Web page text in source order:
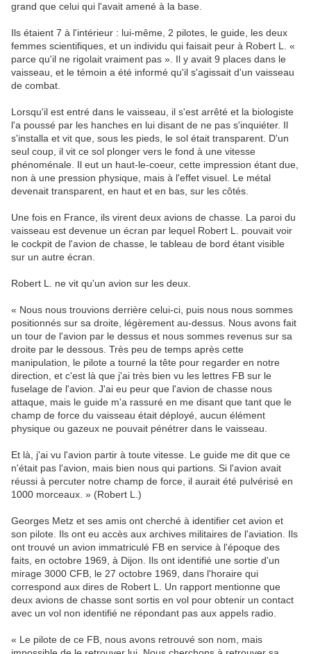
grand que celui qui l'avait amené à la base.
Ils étaient 7 à l'intérieur : lui-même, 2 pilotes, le guide, les deux
femmes scientifiques, et un individu qui faisait peur à Robert L. «
parce qu'il ne rigolait vraiment pas ». Il y avait 9 places dans le
vaisseau, et le témoin a été informé qu'il s'agissait d'un vaisseau
de combat.
Lorsqu'il est entré dans le vaisseau, il s'est arrêté et la biologiste
l'a poussé par les hanches en lui disant de ne pas s'inquiéter. Il
s'installa et vit que, sous les pieds, le sol était transparent. D'un
seul coup, il vit ce sol plonger vers le fond à une vitesse
phénoménale. Il eut un haut-le-coeur, cette impression étant due,
non à une pression physique, mais à l'effet visuel. Le métal
devenait transparent, en haut et en bas, sur les côtés.
Une fois en France, ils virent deux avions de chasse. La paroi du
vaisseau est devenue un écran par lequel Robert L. pouvait voir
le cockpit de l'avion de chasse, le tableau de bord étant visible
sur un autre écran.
Robert L. ne vit qu'un avion sur les deux.
« Nous nous trouvions derrière celui-ci, puis nous nous sommes
positionnés sur sa droite, légèrement au-dessus. Nous avons fait
un tour de l'avion par le dessus et nous sommes revenus sur sa
droite par le dessous. Très peu de temps après cette
manipulation, le pilote a tourné la tête pour regarder en notre
direction, et c'est là que j'ai très bien vu les lettres FB sur le
fuselage de l'avion. J'ai eu peur que l'avion de chasse nous
attaque, mais le guide m'a rassuré en me disant que tant que le
champ de force du vaisseau était déployé, aucun élément
physique ou gazeux ne pouvait pénétrer dans le vaisseau.
Et là, j'ai vu l'avion partir à toute vitesse. Le guide me dit que ce
n'était pas l'avion, mais bien nous qui partions. Si l'avion avait
réussi à percuter notre champ de force, il aurait été pulvérisé en
1000 morceaux. » (Robert L.)
Georges Metz et ses amis ont cherché à identifier cet avion et
son pilote. Ils ont eu accès aux archives militaires de l'aviation. Ils
ont trouvé un avion immatriculé FB en service à l'époque des
faits, en octobre 1969, à Dijon. Ils ont identifié une sortie d'un
mirage 3000 CFB, le 27 octobre 1969, dans l'horaire qui
correspond aux dires de Robert L. Un rapport mentionne que
deux avions de chasse sont sortis en vol pour obtenir un contact
avec un vol non identifié ne répondant pas aux appels radio.
« Le pilote de ce FB, nous avons retrouvé son nom, mais